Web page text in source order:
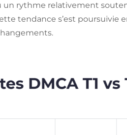
un rythme relativement
tendance s’est poursuivie